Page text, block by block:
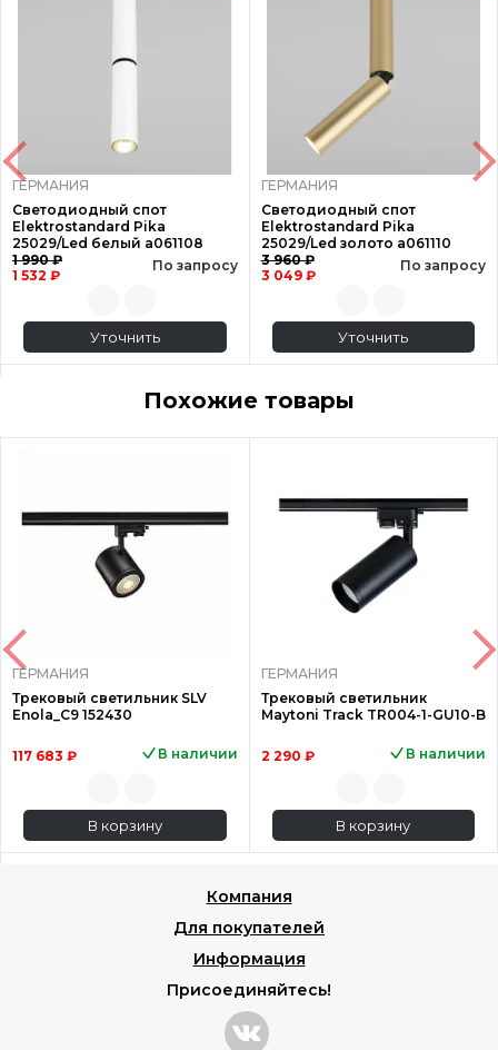
ГЕРМАНИЯ
Светодиодный спот
Elektrostandard Pika
25029/Led белый a061108
1 990 ₽
1 532 ₽
По запросу
Уточнить
ГЕРМАНИЯ
Светодиодный спот
Elektrostandard Pika
25029/Led золото a061110
3 960 ₽
3 049 ₽
По запросу
Уточнить
Похожие товары
ГЕРМАНИЯ
Трековый светильник SLV
Enola_C9 152430
117 683 ₽ В наличии
В корзину
ГЕРМАНИЯ
Трековый светильник
Maytoni Track TR004-1-GU10-B
2 290 ₽ В наличии
В корзину
Компания
Для покупателей
Информация
Присоединяйтесь!